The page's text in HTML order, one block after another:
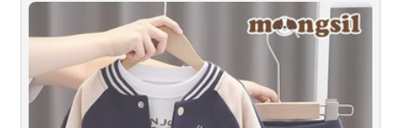
BABY 첫돌 선물 BOX, 애플비
파트너스 활동을 통해 일정액의 수수료를 제공받을 수 있습니다.